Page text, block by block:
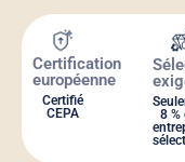
Certification
européenne
Certifié
CEPA
8 %